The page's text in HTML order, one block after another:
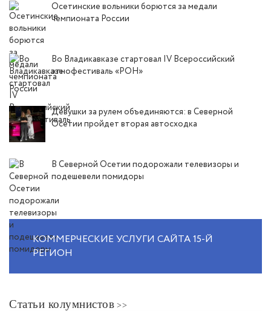
Осетинские вольники борются за медали
чемпионата России
Во Владикавказе стартовал IV Всероссийский
этнофестиваль «РОН»
Девушки за рулем объединяются: в Северной
Осетии пройдет вторая автосходка
В Северной Осетии подорожали телевизоры и
подешевели помидоры
КОММЕРЧЕСКИЕ УСЛУГИ САЙТА 15-Й
РЕГИОН
Статьи колумнистов